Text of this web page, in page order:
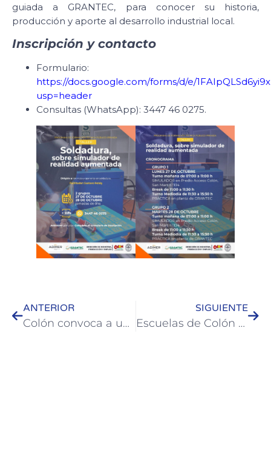
guiada a GRANTEC, para conocer su historia,
producción y aporte al desarrollo industrial local.
Inscripción y contacto
Formulario:
https://docs.google.com/forms/d/e/
usp=header
Consultas (WhatsApp): 3447 46 0275.
ANTERIOR
Colón convoca a una Ronda de Negocios para vincular a bodegas locales con el sector turístico y gastronómico
SIGUIENTE
Escuelas de Colón y Paysandú participaron de una jornada de integración